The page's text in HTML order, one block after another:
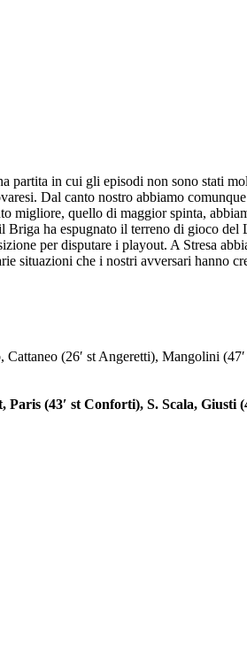
partita in cui gli episodi non sono stati
Dal canto nostro abbiamo
migliore, quello di maggior spinta,
ha espugnato il terreno di gioco
per disputare i playout. A Stresa
varie situazioni che i nostri avversari
(26′ st Angeretti), Mangolini
(43′ st Conforti), S. Scala,